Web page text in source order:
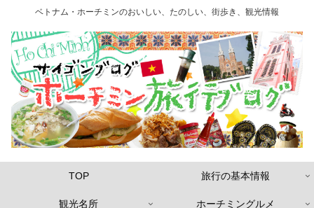
ベトナム・ホーチミンのおいしい、たのしい、街歩き、観光情報
TOP 旅行の基本情報
観光名所 ホーチミングルメ